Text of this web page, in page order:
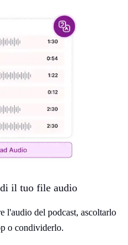
il tuo file audio
l'audio del podcast, ascoltarlo
o condividerlo.